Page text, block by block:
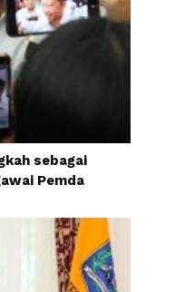
sebagai
Pemda